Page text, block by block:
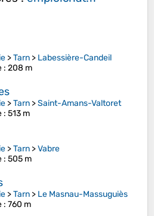
>Tarn > Labessière-Candeil
: 208 m
>Tarn >Saint-Amans-Valtoret
: 513 m
>Tarn >Vabre
: 505 m
>Tarn > Le Masnau-Massuguiès
: 760 m